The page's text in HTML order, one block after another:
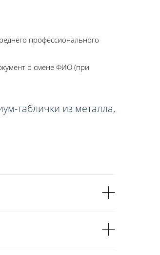
профессионального
о смене ФИО (при
таблички из металла,